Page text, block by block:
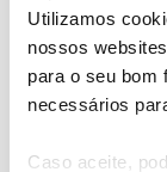
Utilizamos
nossos
para o seu bom
necessários
Caso aceite,
Descubra